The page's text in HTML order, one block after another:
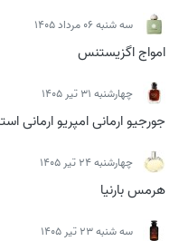
سه شنبه 06 مرداد 1405
امواج اگزیستنس
چهارشنبه 31 تیر 1405
جورجیو ارمانی امپریو ارمانی
چهارشنبه 24 تیر 1405
هرمس بارنیا
سه شنبه 23 تیر 1405